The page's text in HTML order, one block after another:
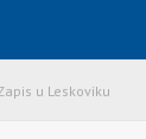
u Leskoviku